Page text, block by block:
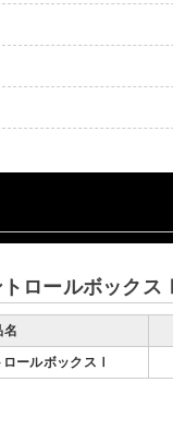
ロールボックスⅠ
名
ロールボックスⅠ